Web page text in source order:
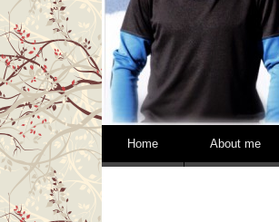
Springe zum Inhalt
Home About me